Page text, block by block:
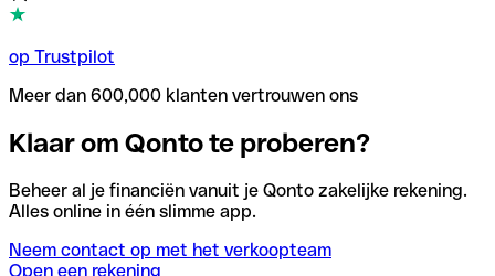
op Trustpilot
Meer dan 600,000 klanten vertrouwen ons
Klaar om Qonto te proberen?
Beheer al je financiën vanuit je Qonto zakelijke rekening.
Alles online in één slimme app.
Neem contact op met het verkoopteam
Open een rekening